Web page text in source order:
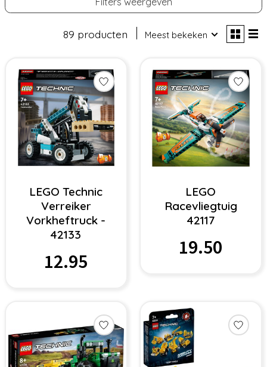
89 producten Meest bekeken
LEGO Technic
Verreiker
Vorkheftruck -
42133
12.95
LEGO
Racevliegtuig
42117
19.50